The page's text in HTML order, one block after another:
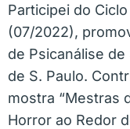
Participei do
(07/2022),
de Psicanálise de
de S. Paulo.
mostra “Mestras
Horror ao Redor